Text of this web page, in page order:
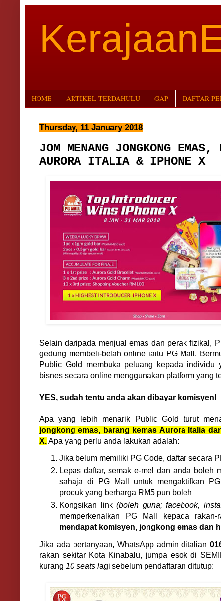
HOME ARTIKEL TERDAHULU GAP DAFTAR
Thursday, 11 January 2018
JOM MENANG JONGKONG EMAS,
AURORA ITALIA & IPHONE X
Selain daripada menjual emas dan perak fizikal,
gedung membeli-belah online iaitu PG Mall.
Public Gold membuka peluang kepada individu
bisnes secara online menggunakan platform yang
YES, sudah tentu anda akan dibayar komisyen!
Apa yang lebih menarik Public Gold turut
jongkong emas, barang kemas Aurora Italia
X.Apa yang perlu anda lakukan adalah:
Jika belum memiliki PG Code, daftar secara
Lepas daftar, semak e-mel dan anda boleh
sahaja di PG Mall untuk mengaktifkan
produk yang berharga RM5 pun boleh
Kongsikan link (boleh guna; facebook,
memperkenalkan PG Mall kepada
mendapat komisyen, jongkong emas dan
Jika ada pertanyaan, WhatsApp admin ditalian
rakan sekitar Kota Kinabalu, jumpa esok di
kurang 10 seats lagi sebelum pendaftaran ditutup: